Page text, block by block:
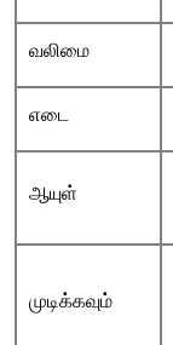
வலிமை
எடை
ஆயுள்
முடிக்கவும்